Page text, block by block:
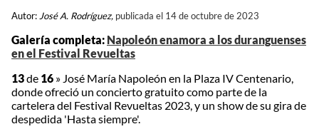
Autor:José A. Rodríguez, publicada el 14 de octubre de 2023
Galería completa: Napoleón enamora a los duranguenses
en el Festival Revueltas
13de 16 » José María Napoleón en la Plaza IV Centenario,
donde ofreció un concierto gratuito como parte de la
cartelera del Festival Revueltas 2023, y un show de su gira de
despedida 'Hasta siempre'.